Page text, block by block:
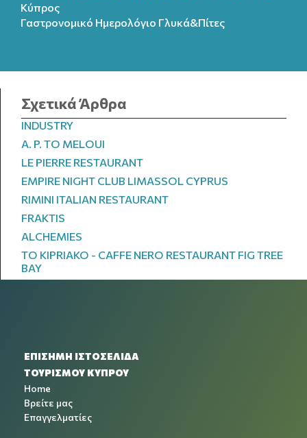
Κύπρος
Γαστρονομικό Ημερολόγιo Γλυκά&Πίτες
Σχετικά Άρθρα
INDUSTRY
A. P. TO MELOUI
LE PIERRE RESTAURANT
EMPIRE NIGHT CLUB LIMASSOL CYPRUS
RIMINI ITALIAN RESTAURANT
FRAKTIS
ALCHEMIES
TO KIPRIAKO - CAFFE NERO RESTAURANT FIG TREE
BAY
ΕΠΙΣΗΜΗ ΙΣΤΟΣΕΛΙΔΑ
ΤΟΥΡΙΣΜΟΥ ΚΥΠΡΟΥ
Home
Βρείτε μας
Επαγγελματίες